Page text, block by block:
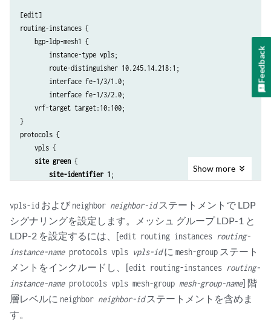
[edit]
routing-instances {
    bgp-ldp-mesh1 {
        instance-type vpls;
        route-distinguisher 10.245.14.218:1;
        interface fe-1/3/1.0;
        interface fe-1/3/2.0;
    vrf-target target:10:100;
}
protocols {
    vpls {
site green {
site-identifier 1 ;
Show more
vpls-id および neighbor neighbor-idステートメントで LDP
シグナリングを設定します。メッシュ グループ LDP-1 と
LDP-2 を設定するには、[edit routing instances routing-
instance-nameprotocols vpls vpls-idに mesh-group ステート
メントをインクルードし、[edit routing-instances routing-
instance-nameprotocols vpls mesh-group mesh-group-name] 階
層レベルに neighbor neighbor-idステートメントを含めま
す。
Feedback